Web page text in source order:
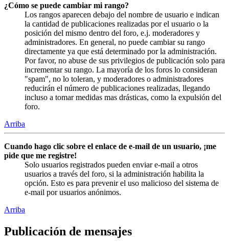
¿Cómo se puede cambiar mi rango?
Los rangos aparecen debajo del nombre de usuario e indican
la cantidad de publicaciones realizadas por el usuario o la
posición del mismo dentro del foro, e.j. moderadores y
administradores. En general, no puede cambiar su rango
directamente ya que está determinado por la administración.
Por favor, no abuse de sus privilegios de publicación solo para
incrementar su rango. La mayoría de los foros lo consideran
"spam", no lo toleran, y moderadores o administradores
reducirán el número de publicaciones realizadas, llegando
incluso a tomar medidas mas drásticas, como la expulsión del
foro.
Arriba
Cuando hago clic sobre el enlace de e-mail de un usuario, ¡me
pide que me registre!
Solo usuarios registrados pueden enviar e-mail a otros
usuarios a través del foro, si la administración habilita la
opción. Esto es para prevenir el uso malicioso del sistema de
e-mail por usuarios anónimos.
Arriba
Publicación de mensajes